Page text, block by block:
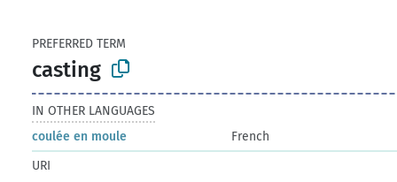
PREFERRED TERM
casting
IN OTHER LANGUAGES
coulée en moule
French
URI